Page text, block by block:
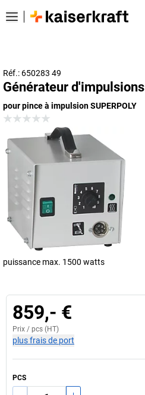
Réf.: 650283 49
Générateur d'impulsions
pour pince à impulsion SUPERPOLY
puissance max. 1500 watts
859,- €
Prix / pcs (HT)
plus frais de port
PCS